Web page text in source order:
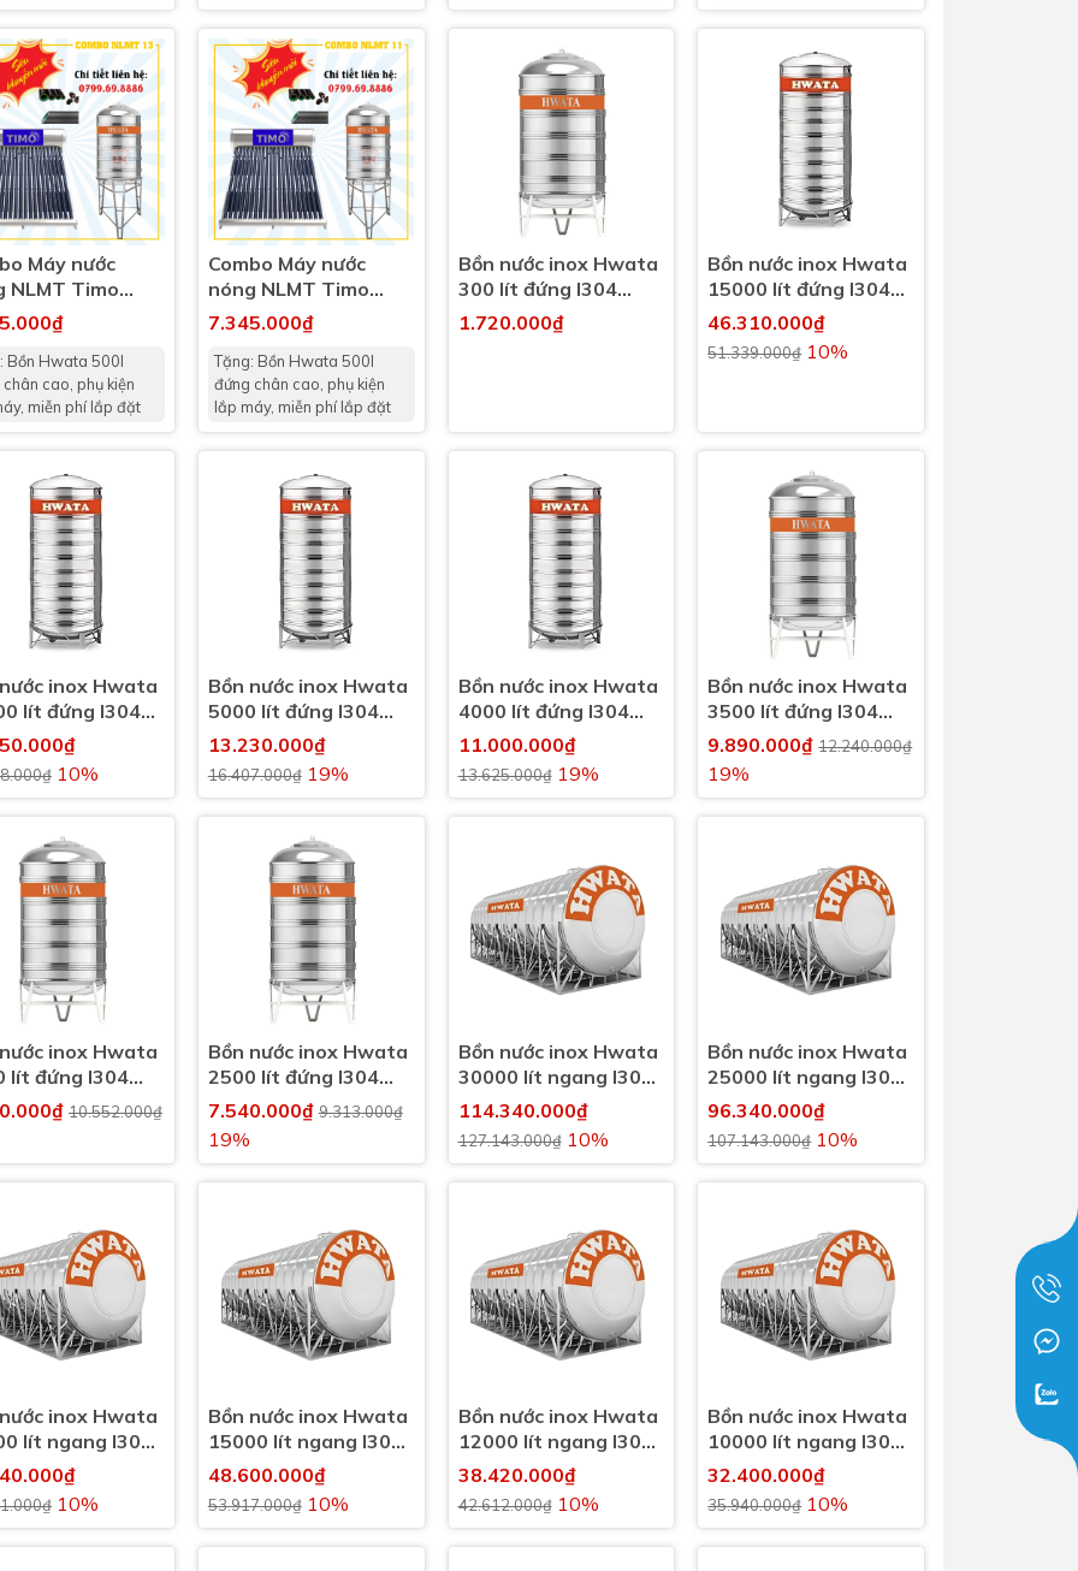
Dịch Vụ Lắp Đặt Bồn Cầu &
Lavabo Lộc Nghi Cần Thơ –
Chuyên Nghiệp & Tận Tâm
Máy nước
NLMT Timo
+ Bồn Hwata
Bồn Hwata 500l
cao, phụ kiện
miễn phí lắp đặt
Combo Máy nước
nóng NLMT Timo
150L + Bồn Hwata
7.345.000₫
Tặng: Bồn Hwata 500l
đứng chân cao, phụ kiện
lắp máy, miễn phí lắp đặt
Bồn nước inox Hwata
300 lít đứng I304
(300l) cao 920mm
1.720.000₫
Bồn nước inox Hwata
15000 lít đứng I304
(15000l)
46.310.000₫
51.339.000₫10%
inox Hwata
lít đứng I304
10%
Bồn nước inox Hwata
5000 lít đứng I304
(5000l)
13.230.000₫
16.407.000₫19%
Bồn nước inox Hwata
4000 lít đứng I304
(4000l)
11.000.000₫
13.625.000₫19%
Bồn nước inox Hwata
3500 lít đứng I304
(3500l)
9.890.000₫12.240.000₫
19%
inox Hwata
lít đứng I304
10.552.000₫
Bồn nước inox Hwata
2500 lít đứng I304
(2500l)
7.540.000₫9.313.000₫
19%
Bồn nước inox Hwata
30000 lít ngang I304
(30000l)
114.340.000₫
127.143.000₫10%
Bồn nước inox Hwata
25000 lít ngang I304
(25000l)
96.340.000₫
107.143.000₫10%
inox Hwata
lít ngang I304
10%
Bồn nước inox Hwata
15000 lít ngang I304
(15000l)
48.600.000₫
53.917.000₫10%
Bồn nước inox Hwata
12000 lít ngang I304
(12000l)
38.420.000₫
42.612.000₫10%
Bồn nước inox Hwata
10000 lít ngang I304
(10000l)
32.400.000₫
35.940.000₫10%